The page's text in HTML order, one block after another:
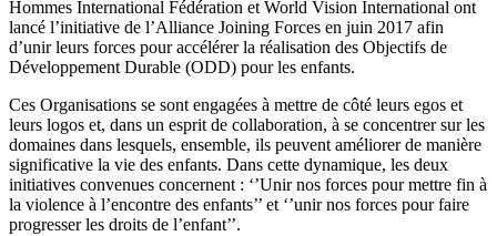
Hommes International Fédération et World Vision International ont
lancé l’initiative de l’Alliance Joining Forces en juin 2017 afin
d’unir leurs forces pour accélérer la réalisation des Objectifs de
Développement Durable (ODD) pour les enfants.
Ces Organisations se sont engagées à mettre de côté leurs egos et
leurs logos et, dans un esprit de collaboration, à se concentrer sur les
domaines dans lesquels, ensemble, ils peuvent améliorer de manière
significative la vie des enfants. Dans cette dynamique, les deux
initiatives convenues concernent : ‘’Unir nos forces pour mettre fin à
la violence à l’encontre des enfants’’ et ‘’unir nos forces pour faire
progresser les droits de l’enfant’’.